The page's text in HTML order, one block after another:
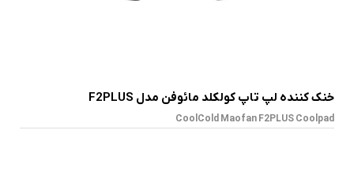
خنک کننده لپ تاپ کولکلد مائوفن مدل F2PLUS
CoolCold Maofan F2PLUS Coolpad